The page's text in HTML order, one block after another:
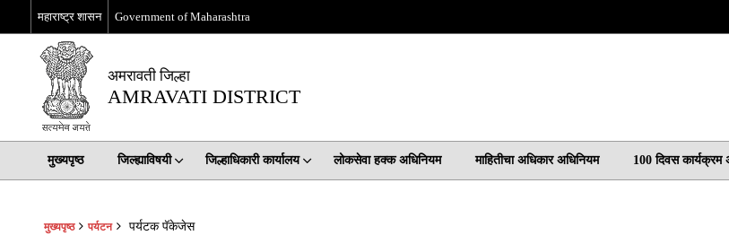
महाराष्ट्र शासन Government of Maharashtra
अमरावती जिल्हा
AMRAVATI DISTRICT
मुख्यपृष्ठ जिल्ह्याविषयी जिल्हाधिकारी कार्यालय लोकसेवा हक्क अधिनियम माहितीचा अधिकार अधिनियम 100 दिवस कार्यक्रम
मुख्यपृष्ठ पर्यटन पर्यटक पॅकेजेस